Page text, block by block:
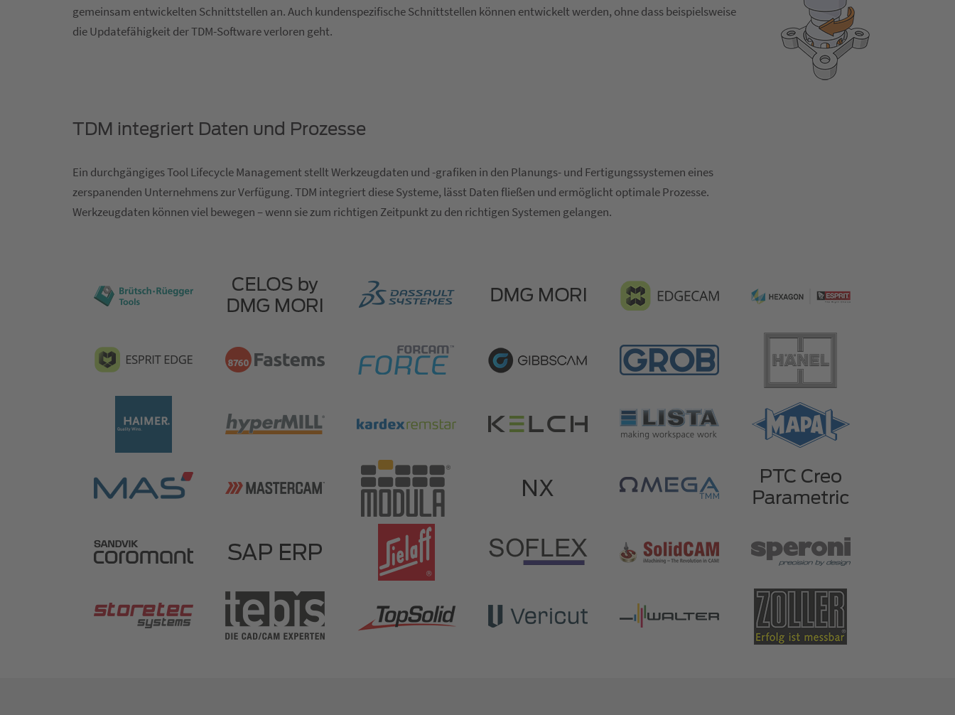
gemeinsam entwickelten Schnittstellen an. Auch kundenspezifische Schnittstellen können entwickelt werden, ohne dass beispielsweise
die Updatefähigkeit der TDM-Software verloren geht.
TDM integriert Daten und Prozesse
Ein durchgängiges Tool Lifecycle Management stellt Werkzeugdaten und -grafiken in den Planungs- und Fertigungssystemen eines
zerspanenden Unternehmens zur Verfügung. TDM integriert diese Systeme, lässt Daten fließen und ermöglicht optimale Prozesse.
Werkzeugdaten können viel bewegen – wenn sie zum richtigen Zeitpunkt zu den richtigen Systemen gelangen.